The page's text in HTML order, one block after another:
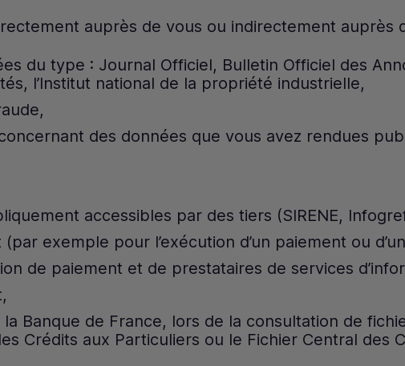
auprès de vous ou indirectement auprès
du type : Journal Officiel, Bulletin Officiel des
l’Institut national de la propriété industrielle,
des données que vous avez rendues
accessibles par des tiers (SIRENE,
exemple pour l’exécution d’un paiement ou
de paiement et de prestataires de services
Banque de France, lors de la consultation de
Crédits aux Particuliers ou le Fichier Central des